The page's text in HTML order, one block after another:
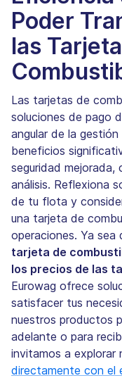
Poder
las
Las tarjetas de
soluciones de pago
angular de la
beneficios
seguridad
análisis. Reflexiona
de tu flota y
una tarjeta de
operaciones. Ya sea
tarjeta de
los precios de las
Eurowag ofrece
satisfacer tus
nuestros productos
adelante o para
invitamos a
directamente con el